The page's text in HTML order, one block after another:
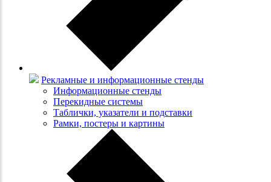
Рекламные и информационные стенды
Информационные стенды
Перекидные системы
Таблички, указатели и подставки
Рамки, постеры и картины